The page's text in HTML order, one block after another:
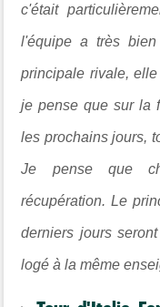
c'était
l'équipe a très
principale rivale,
je pense que sur la
les prochains jours,
Je pense que
récupération. Le
derniers jours
logé à la même